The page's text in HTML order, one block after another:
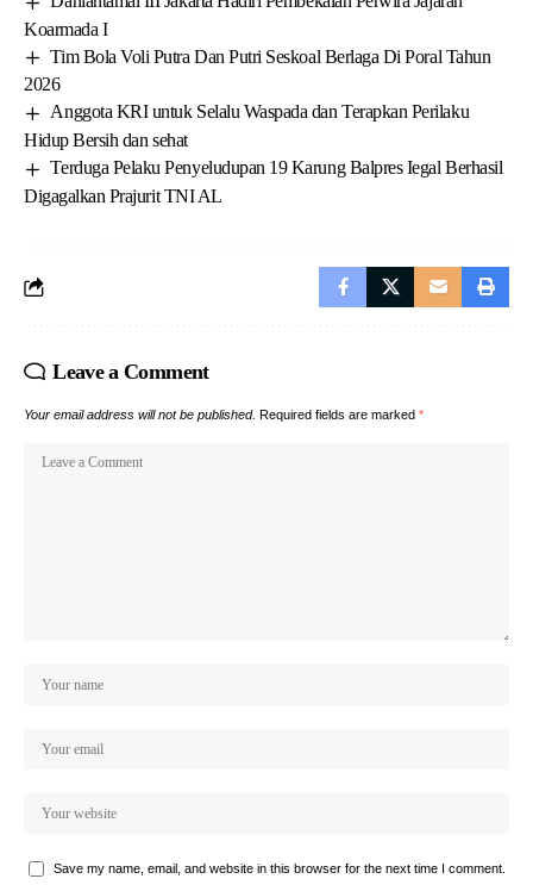
Koarmada I
Tim Bola Voli Putra Dan Putri Seskoal Berlaga Di Poral Tahun
2026
Anggota KRI untuk Selalu Waspada dan Terapkan Perilaku
Hidup Bersih dan sehat
Terduga Pelaku Penyeludupan 19 Karung Balpres Iegal Berhasil
Digagalkan Prajurit TNI AL
Leave a Comment
Your email address will not be published. Required fields are marked *
Save my name, email, and website in this browser for the next time I comment.